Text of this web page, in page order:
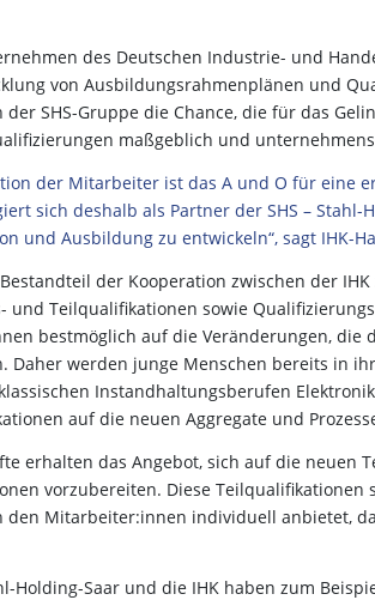
des Deutschen Industrie- und
von Ausbildungsrahmenplänen und
der SHS-Gruppe die Chance, die für das
maßgeblich und
der Mitarbeiter ist das A und O für eine
sich deshalb als Partner der SHS –
und Ausbildung zu entwickeln“, sagt IHK-
der Kooperation zwischen der
und Teilqualifikationen sowie
bestmöglich auf die Veränderungen,
Daher werden junge Menschen bereits in
Instandhaltungsberufen
auf die neuen Aggregate und
erhalten das Angebot, sich auf die neuen
vorzubereiten. Diese
den Mitarbeiter:innen individuell anbietet,
Holding-Saar und die IHK haben zum